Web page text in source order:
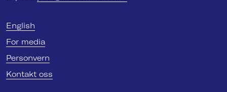
English
For media
Personvern
Kontakt oss